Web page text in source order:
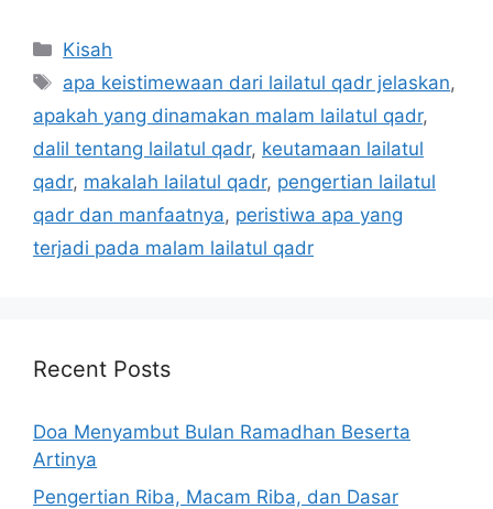
Categories
Kisah
Tags
apa keistimewaan dari lailatul qadr jelaskan,
apakah yang dinamakan malam lailatul qadr,
dalil tentang lailatul qadr, keutamaan lailatul
qadr, makalah lailatul qadr, pengertian lailatul
qadr dan manfaatnya, peristiwa apa yang
terjadi pada malam lailatul qadr
Recent Posts
Doa Menyambut Bulan Ramadhan Beserta
Artinya
Pengertian Riba, Macam Riba, dan Dasar